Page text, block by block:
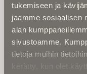
tukemiseen ja
jaamme sosiaalisen
alan
sivustoamme.
tietoja muihin
kerätty, kun olet
Kirjoita tähän
tulevan: